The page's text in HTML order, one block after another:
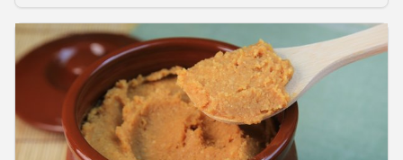
rastejo na drevesih? V tem članku razkrivamo
najpogostejše mite o sadju in zelenjavi, ter odkrivamo,
zakaj so ta živila ključna za zdravje. Na koncu pa vas
čaka še kratek kviz, s katerim lahko preverite svoje
znanje.